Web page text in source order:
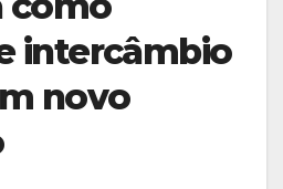
intercâmbio
novo